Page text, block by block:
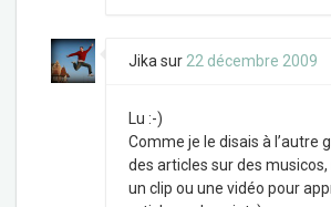
Jika sur 22 décembre 2009
Lu :-)
Comme je le disais à l’autre
des articles sur des
un clip ou une vidéo pour